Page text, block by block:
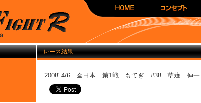
レース結果
2008′ 4/6 全日本 第1戦 もてぎ #38 草薙 伸一